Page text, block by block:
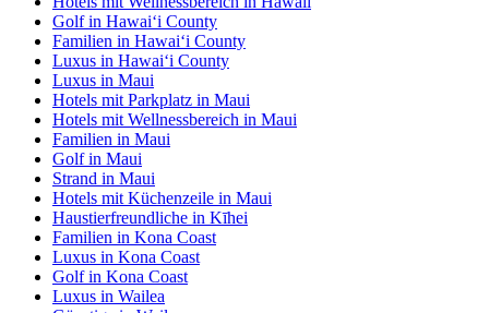
Golf in Hawaiʻi County
Familien in Hawaiʻi County
Luxus in Hawaiʻi County
Luxus in Maui
Hotels mit Parkplatz in Maui
Hotels mit Wellnessbereich in Maui
Familien in Maui
Golf in Maui
Strand in Maui
Hotels mit Küchenzeile in Maui
Haustierfreundliche in Kīhei
Familien in Kona Coast
Luxus in Kona Coast
Golf in Kona Coast
Luxus in Wailea